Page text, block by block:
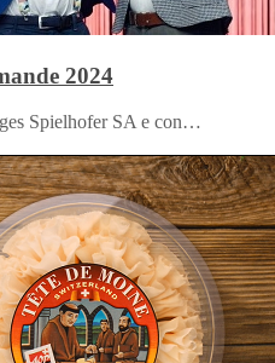
2024
Spielhofer SA e con…